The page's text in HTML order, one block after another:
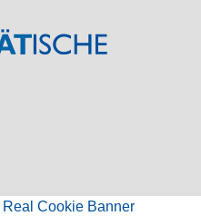
Cookie Banner